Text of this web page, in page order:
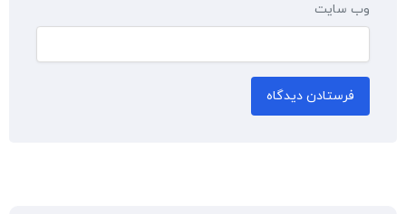
وب‌ سایت